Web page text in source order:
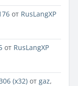
от RusLangXP
от RusLangXP
(x32) от gaz,